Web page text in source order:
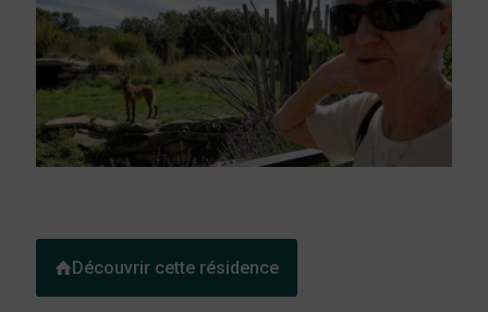
Découvrir cette résidence